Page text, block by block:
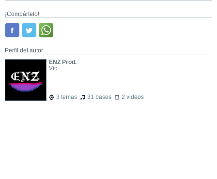
¡Compártelo!
Perfil del autor
ENZ Prod.
Vic
3 temas 31 bases 2 videos